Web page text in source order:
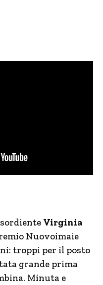
Virginia
Nuovoimaie
troppi per il posto
grande prima
Minuta e